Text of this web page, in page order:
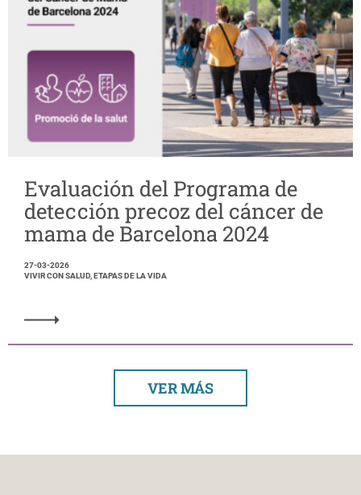
Evaluación del Programa de
detección precoz del cáncer de
mama de Barcelona 2024
27-03-2026
VIVIR CON SALUD, ETAPAS DE LA VIDA
VER MÁS